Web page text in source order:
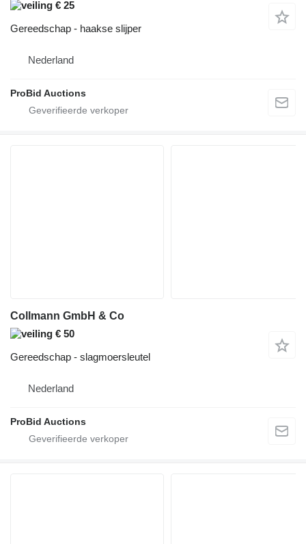
€ 25
Gereedschap - haakse slijper
Nederland
ProBid Auctions
Collmann GmbH & Co
€ 50
Gereedschap - slagmoersleutel
Nederland
ProBid Auctions